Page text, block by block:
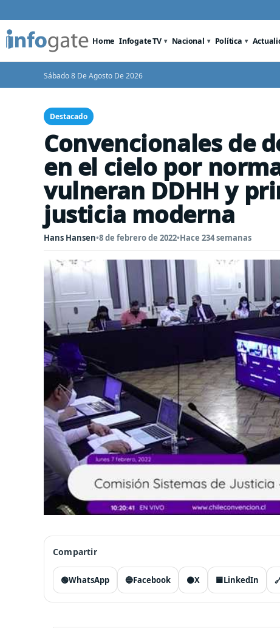
Home Infogate TV Nacional Política
Sábado 8 De Agosto De 2026
Destacado
Convencionales de
en el cielo por
vulneran DDHH y
justicia moderna
Hans Hansen•8 de febrero de 2022•Hace 234 semanas
Compartir
🟢WhatsApp 🔵Facebook ⚫X 🟦LinkedIn